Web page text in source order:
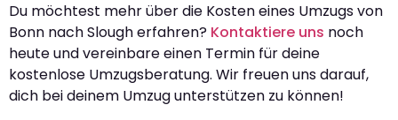
Du möchtest mehr über die Kosten eines Umzugs von
Bonn nach Slough erfahren? Kontaktiere uns noch
heute und vereinbare einen Termin für deine
kostenlose Umzugsberatung. Wir freuen uns darauf,
dich bei deinem Umzug unterstützen zu können!